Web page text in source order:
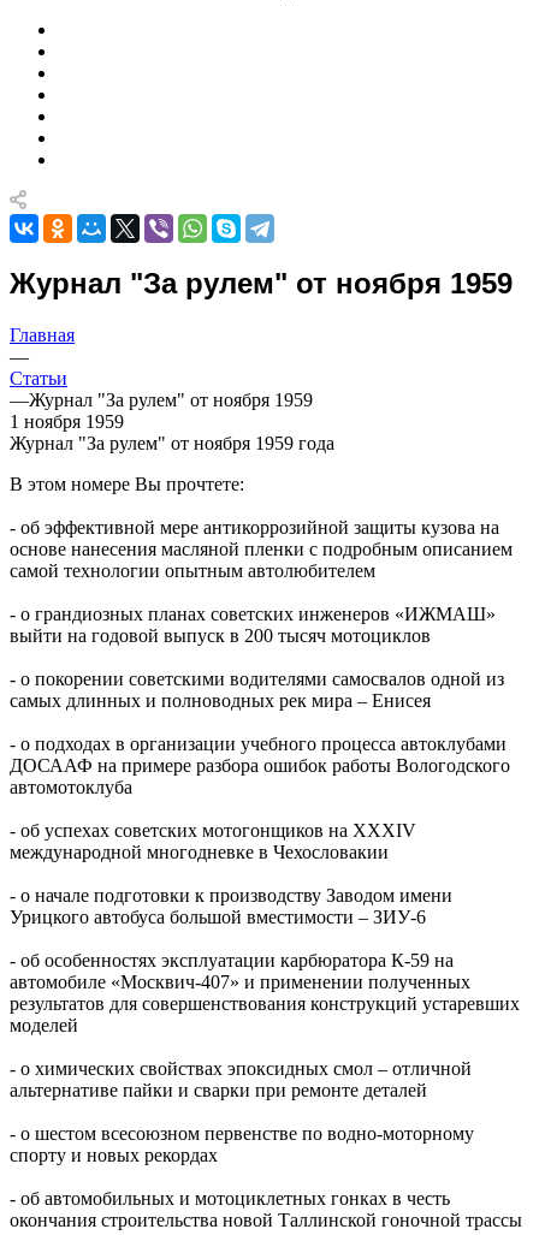
Журнал "За рулем" от ноября 1959
Главная
—
Статьи
—Журнал "За рулем" от ноября 1959
1 ноября 1959
Журнал "За рулем" от ноября 1959 года
В этом номере Вы прочтете:
- об эффективной мере антикоррозийной защиты кузова на
основе нанесения масляной пленки с подробным описанием
самой технологии опытным автолюбителем
- о грандиозных планах советских инженеров «ИЖМАШ»
выйти на годовой выпуск в 200 тысяч мотоциклов
- о покорении советскими водителями самосвалов одной из
самых длинных и полноводных рек мира – Енисея
- о подходах в организации учебного процесса автоклубами
ДОСААФ на примере разбора ошибок работы Вологодского
автомотоклуба
- об успехах советских мотогонщиков на XXXIV
международной многодневке в Чехословакии
- о начале подготовки к производству Заводом имени
Урицкого автобуса большой вместимости – ЗИУ-6
- об особенностях эксплуатации карбюратора К-59 на
автомобиле «Москвич-407» и применении полученных
результатов для совершенствования конструкций устаревших
моделей
- о химических свойствах эпоксидных смол – отличной
альтернативе пайки и сварки при ремонте деталей
- о шестом всесоюзном первенстве по водно-моторному
спорту и новых рекордах
- об автомобильных и мотоциклетных гонках в честь
окончания строительства новой Таллинской гоночной трассы